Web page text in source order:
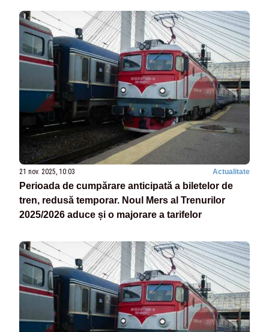
21 nov. 2025, 10:03 Actualitate
Perioada de cumpărare anticipată a biletelor de
tren, redusă temporar. Noul Mers al Trenurilor
2025/2026 aduce și o majorare a tarifelor